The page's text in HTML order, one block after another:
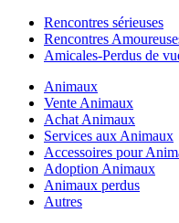
Rencontres sérieuses
Rencontres
Amicales-Perdus de
Animaux
Vente Animaux
Achat Animaux
Services aux Animaux
Accessoires pour
Adoption Animaux
Animaux perdus
Autres